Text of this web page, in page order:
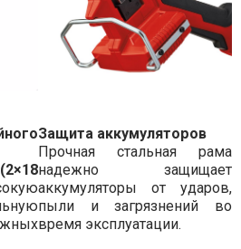
Защита аккумуляторов
Прочная стальная рама
надежно защищает
аккумуляторы от ударов,
пыли и загрязнений во
время эксплуатации.